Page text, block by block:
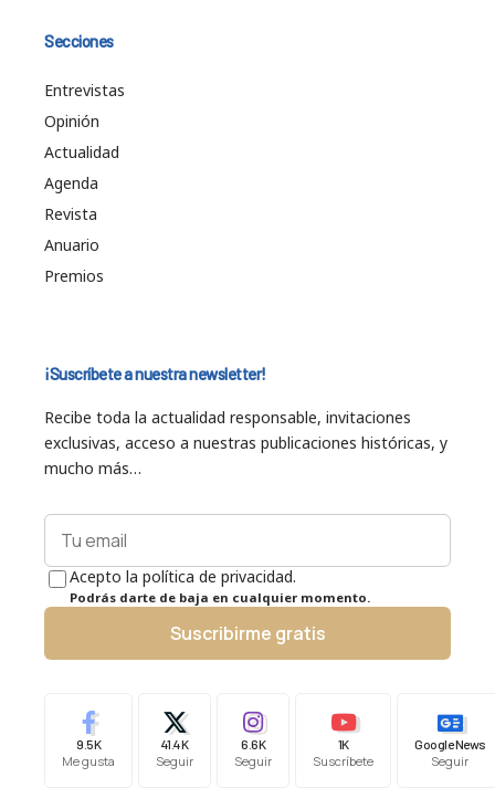
Secciones
Entrevistas
Opinión
Actualidad
Agenda
Revista
Anuario
Premios
¡Suscríbete a nuestra newsletter!
Recibe toda la actualidad responsable, invitaciones
exclusivas, acceso a nuestras publicaciones históricas, y
mucho más…
Acepto la política de privacidad.
Podrás darte de baja en cualquier momento.
Suscribirme gratis
9.5K
Me gusta
41.4K
Seguir
6.6K
Seguir
1K
Suscríbete
Google News
Seguir